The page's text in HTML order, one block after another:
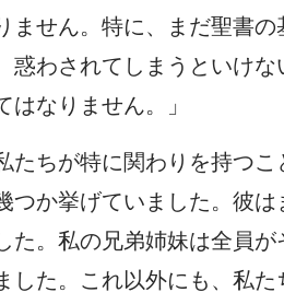
ません。特に、まだ聖書
惑わされてしまうといけ
なりません。」
たちが特に関わりを持つ
つか挙げていました。彼
た。私の兄弟姉妹は全員
した。これ以外にも、私